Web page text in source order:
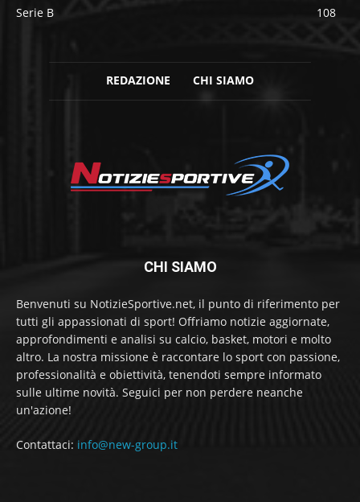
Serie B
108
REDAZIONE CHI SIAMO
CHI SIAMO
Benvenuti su NotizieSportive.net, il punto di riferimento per
tutti gli appassionati di sport! Offriamo notizie aggiornate,
approfondimenti e analisi su calcio, basket, motori e molto
altro. La nostra missione è raccontare lo sport con passione,
professionalità e obiettività, tenendoti sempre informato
sulle ultime novità. Seguici per non perdere neanche
un'azione!
Contattaci: info@new-group.it